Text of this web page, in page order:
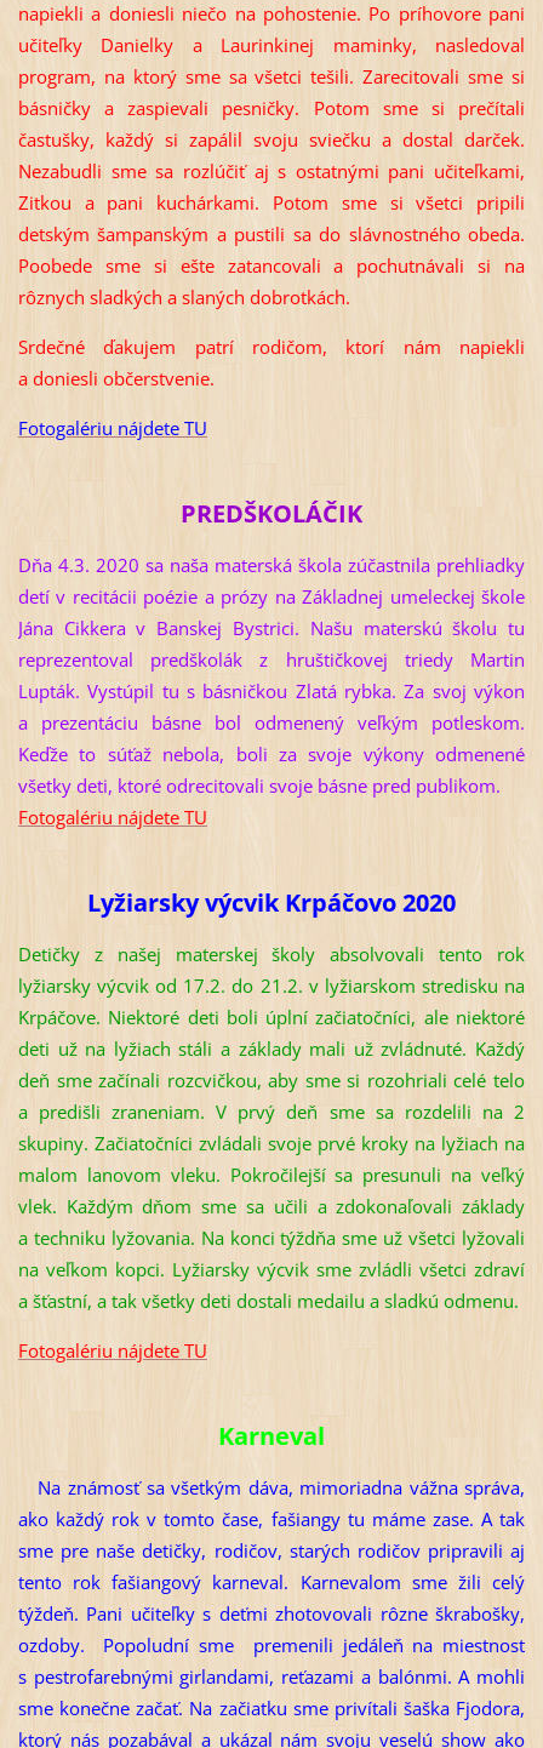
napiekli a doniesli niečo na pohostenie. Po príhovore pani
učiteľky Danielky a Laurinkinej maminky, nasledoval
program, na ktorý sme sa všetci tešili. Zarecitovali sme si
básničky a zaspievali pesničky. Potom sme si prečítali
častušky, každý si zapálil svoju sviečku a dostal darček.
Nezabudli sme sa rozlúčiť aj s ostatnými pani učiteľkami,
Zitkou a pani kuchárkami. Potom sme si všetci pripili
detským šampanským a pustili sa do slávnostného obeda.
Poobede sme si ešte zatancovali a pochutnávali si na
rôznych sladkých a slaných dobrotkách.
Srdečné ďakujem patrí rodičom, ktorí nám napiekli
a doniesli občerstvenie.
Fotogalériu nájdete TU
PREDŠKOLÁČIK
Dňa 4.3. 2020 sa naša materská škola zúčastnila prehliadky
detí v recitácii poézie a prózy na Základnej umeleckej škole
Jána Cikkera v Banskej Bystrici. Našu materskú školu tu
reprezentoval predškolák z hruštičkovej triedy Martin
Lupták. Vystúpil tu s básničkou Zlatá rybka. Za svoj výkon
a prezentáciu básne bol odmenený veľkým potleskom.
Keďže to súťaž nebola, boli za svoje výkony odmenené
všetky deti, ktoré odrecitovali svoje básne pred publikom.
Fotogalériu nájdete TU
Lyžiarsky výcvik Krpáčovo 2020
Detičky z našej materskej školy absolvovali tento rok
lyžiarsky výcvik od 17.2. do 21.2. v lyžiarskom stredisku na
Krpáčove. Niektoré deti boli úplní začiatočníci, ale niektoré
deti už na lyžiach stáli a základy mali už zvládnuté. Každý
deň sme začínali rozcvičkou, aby sme si rozohriali celé telo
a predišli zraneniam. V prvý deň sme sa rozdelili na 2
skupiny. Začiatočníci zvládali svoje prvé kroky na lyžiach na
malom lanovom vleku. Pokročilejší sa presunuli na veľký
vlek. Každým dňom sme sa učili a zdokonaľovali základy
a techniku lyžovania. Na konci týždňa sme už všetci lyžovali
na veľkom kopci. Lyžiarsky výcvik sme zvládli všetci zdraví
a šťastní, a tak všetky deti dostali medailu a sladkú odmenu.
Fotogalériu nájdete TU
Karneval
Na známosť sa všetkým dáva, mimoriadna vážna správa,
ako každý rok v tomto čase, fašiangy tu máme zase. A tak
sme pre naše detičky, rodičov, starých rodičov pripravili aj
tento rok fašiangový karneval. Karnevalom sme žili celý
týždeň. Pani učiteľky s deťmi zhotovovali rôzne škrabošky,
ozdoby. Popoludní sme premenili jedáleň na miestnosť
s pestrofarebnými girlandami, reťazami a balónmi. A mohli
sme konečne začať. Na začiatku sme privítali šaška Fjodora,
ktorý nás pozabával a ukázal nám svoju veselú show ako